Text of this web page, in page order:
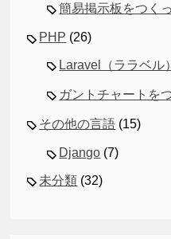
簡易掲示板をつく
PHP (26)
Laravel（ララベル）
ガントチャートを
その他の言語 (15)
Django (7)
未分類 (32)